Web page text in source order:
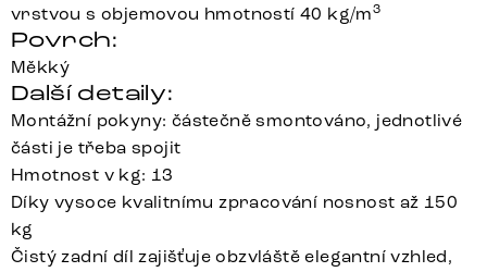
vrstvou s objemovou hmotností 40 kg/m3
Povrch:
Měkký
Další detaily:
Montážní pokyny: částečně smontováno, jednotlivé
části je třeba spojit
Hmotnost v kg: 13
Díky vysoce kvalitnímu zpracování nosnost až 150
kg
Čistý zadní díl zajišťuje obzvláště elegantní vzhled,